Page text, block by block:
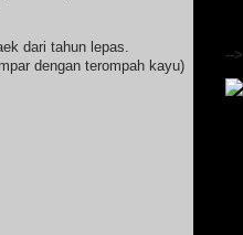
dari tahun lepas.
dengan terompah kayu)
-->